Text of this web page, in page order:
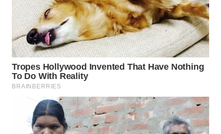
TV
WAHANANEWS
ID
WAHANANEWS
CO ID
WAHANANEWS
NET